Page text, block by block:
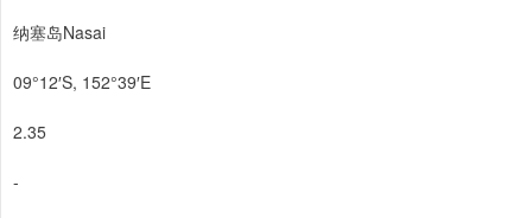
纳塞岛Nasai
09°12′S, 152°39′E
2.35
-